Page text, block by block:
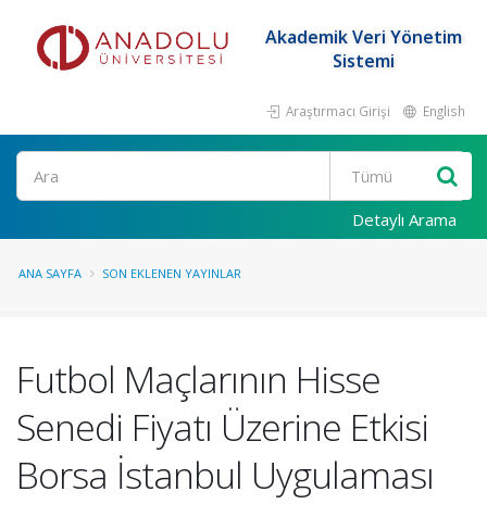
Akademik Veri Yönetim
Sistemi
Araştırmacı Girişi English
Ara
Detaylı Arama
ANA SAYFA SON EKLENEN YAYINLAR
Futbol Maçlarının Hisse
Senedi Fiyatı Üzerine Etkisi
Borsa İstanbul Uygulaması